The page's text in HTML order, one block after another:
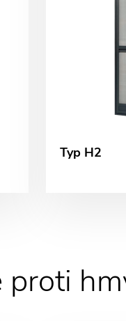
Typ H2
proti